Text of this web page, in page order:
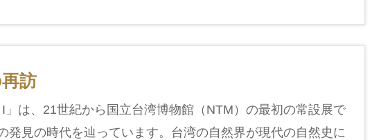
訪
は、21世紀から国立台湾博物館（NTM）の最初の常設展で
見の時代を辿っています。台湾の自然界が現代の自然史に